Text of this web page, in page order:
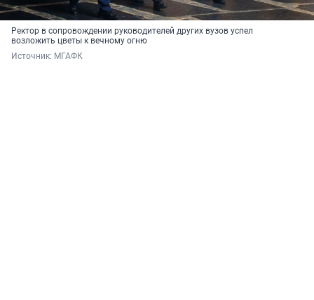
Ректор в сопровождении руководителей других вузов успел
возложить цветы к вечному огню
Источник: МГАФК